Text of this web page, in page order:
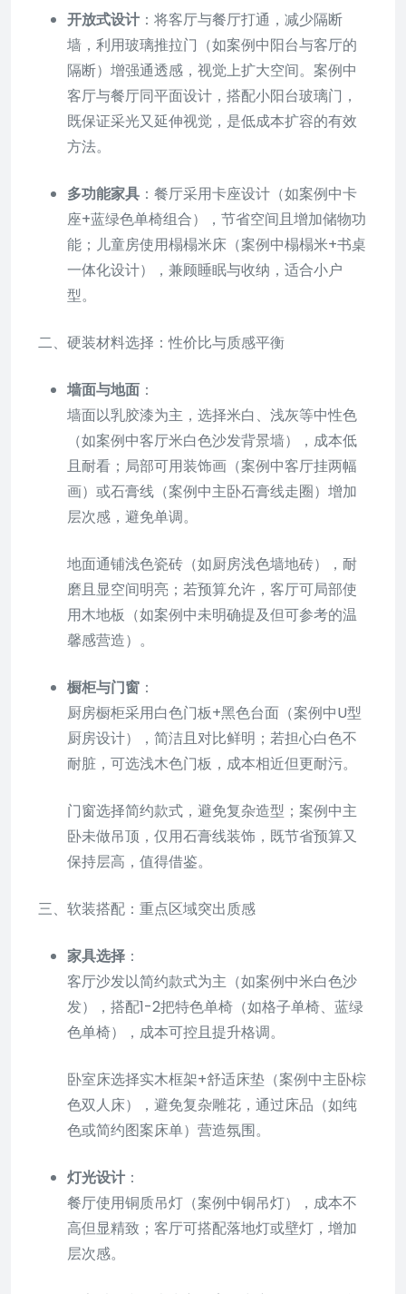
开放式设计 ：将客厅与餐厅打通，减少隔断
墙，利用玻璃推拉门（如案例中阳台与客厅的
隔断）增强通透感，视觉上扩大空间。案例中
客厅与餐厅同平面设计，搭配小阳台玻璃门，
既保证采光又延伸视觉，是低成本扩容的有效
方法。
多功能家具 ：餐厅采用卡座设计（如案例中卡
座+蓝绿色单椅组合），节省空间且增加储物功
能；儿童房使用榻榻米床（案例中榻榻米+书桌
一体化设计），兼顾睡眠与收纳，适合小户
型。
二、硬装材料选择：性价比与质感平衡
墙面与地面 ：
墙面以乳胶漆为主，选择米白、浅灰等中性色
（如案例中客厅米白色沙发背景墙），成本低
且耐看；局部可用装饰画（案例中客厅挂两幅
画）或石膏线（案例中主卧石膏线走圈）增加
层次感，避免单调。
地面通铺浅色瓷砖（如厨房浅色墙地砖），耐
磨且显空间明亮；若预算允许，客厅可局部使
用木地板（如案例中未明确提及但可参考的温
馨感营造）。
橱柜与门窗 ：
厨房橱柜采用白色门板+黑色台面（案例中U型
厨房设计），简洁且对比鲜明；若担心白色不
耐脏，可选浅木色门板，成本相近但更耐污。
门窗选择简约款式，避免复杂造型；案例中主
卧未做吊顶，仅用石膏线装饰，既节省预算又
保持层高，值得借鉴。
三、软装搭配：重点区域突出质感
家具选择 ：
客厅沙发以简约款式为主（如案例中米白色沙
发），搭配1-2把特色单椅（如格子单椅、蓝绿
色单椅），成本可控且提升格调。
卧室床选择实木框架+舒适床垫（案例中主卧棕
色双人床），避免复杂雕花，通过床品（如纯
色或简约图案床单）营造氛围。
灯光设计 ：
餐厅使用铜质吊灯（案例中铜吊灯），成本不
高但显精致；客厅可搭配落地灯或壁灯，增加
层次感。